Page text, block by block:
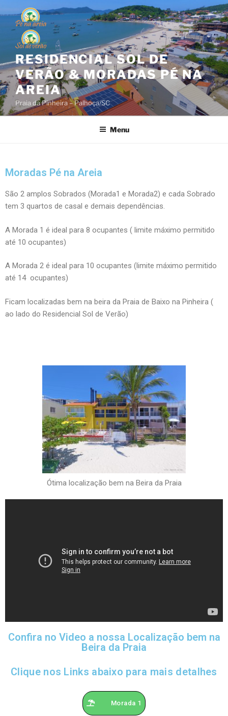
RESIDENCIAL SOL DE
VERÃO & MORADAS PÉ NA
AREIA
Praia da Pinheira – Palhoça/SC
Menu
Moradas Pé na Areia
São 2 amplos Sobrados (Morada1 e Morada2) e cada Sobrado
tem 3 quartos de casal e demais dependências.
A Morada 1 é ideal para 8 ocupantes ( limite máximo permitido
até 10 ocupantes)
A Morada 2 é ideal para 10 ocupantes (limite máximo permitido
até 14 ocupantes)
Ficam localizadas bem na beira da Praia de Baixo na Pinheira (
ao lado do Residencial Sol de Verão)
Ótima localização bem na Beira da Praia
Confira no Video a nossa Localização bem na
Beira da Praia
Clique nos Links abaixo para mais detalhes
Morada 1